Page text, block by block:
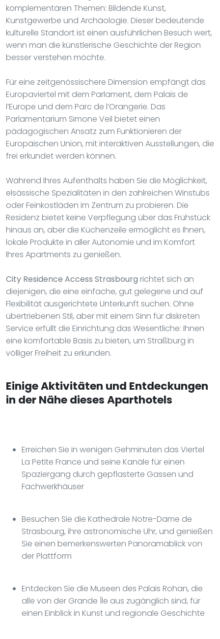
komplementären Themen: Bildende Kunst,
Kunstgewerbe und Archäologie. Dieser bedeutende
kulturelle Standort ist einen ausführlichen Besuch wert,
wenn man die künstlerische Geschichte der Region
besser verstehen möchte.
Für eine zeitgenössischere Dimension empfängt das
Europaviertel mit dem Parlament, dem Palais de
l’Europe und dem Parc de l’Orangerie. Das
Parlamentarium Simone Veil bietet einen
pädagogischen Ansatz zum Funktionieren der
Europäischen Union, mit interaktiven Ausstellungen, die
frei erkundet werden können.
Während Ihres Aufenthalts haben Sie die Möglichkeit,
elsässische Spezialitäten in den zahlreichen Winstubs
oder Feinkostläden im Zentrum zu probieren. Die
Residenz bietet keine Verpflegung über das Frühstück
hinaus an, aber die Küchenzeile ermöglicht es Ihnen,
lokale Produkte in aller Autonomie und im Komfort
Ihres Apartments zu genießen.
City Residence Access Strasbourg richtet sich an
diejenigen, die eine einfache, gut gelegene und auf
Flexibilität ausgerichtete Unterkunft suchen. Ohne
übertriebenen Stil, aber mit einem Sinn für diskreten
Service erfüllt die Einrichtung das Wesentliche: Ihnen
eine komfortable Basis zu bieten, um Straßburg in
völliger Freiheit zu erkunden.
Einige Aktivitäten und Entdeckungen
in der Nähe dieses Aparthotels
Erreichen Sie in wenigen Gehminuten das Viertel
La Petite France und seine Kanäle für einen
Spaziergang durch gepflasterte Gassen und
Fachwerkhäuser
Besuchen Sie die Kathedrale Notre-Dame de
Strasbourg, ihre astronomische Uhr, und genießen
Sie einen bemerkenswerten Panoramablick von
der Plattform
Entdecken Sie die Museen des Palais Rohan, die
alle von der Grande Île aus zugänglich sind, für
einen Einblick in Kunst und regionale Geschichte